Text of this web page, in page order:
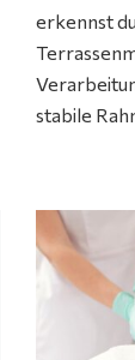
erkennst
stabile